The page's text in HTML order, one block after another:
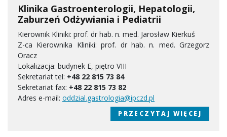
Klinika Gastroenterologii, Hepatologii,
Zaburzeń Odżywiania i Pediatrii
Kierownik Kliniki: prof. dr hab. n. med. Jarosław Kierkuś
Z-ca Kierownika Kliniki: prof. dr hab. n. med. Grzegorz
Oracz
Lokalizacja: budynek E, piętro VIII
Sekretariat tel: +48 22 815 73 84
Sekretariat fax: +48 22 815 73 82
Adres e-mail: oddzial.gastrologia@ipczd.pl
PRZECZYTAJ WIĘCEJ